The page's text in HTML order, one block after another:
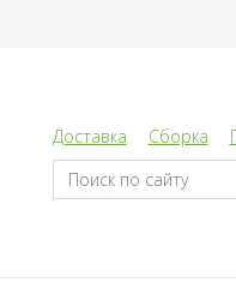
Доставка Сборка